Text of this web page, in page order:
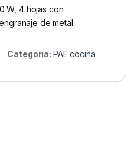
W, 4 hojas con
de metal.
Categoría: PAE cocina